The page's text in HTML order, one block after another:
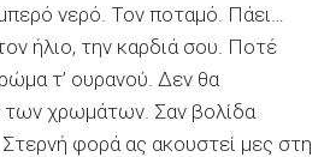
νερό. Τον ποταμό. Πάει…
ήλιο, την καρδιά σου. Ποτέ
τ’ ουρανού. Δεν θα
των χρωμάτων. Σαν βολίδα
φορά ας ακουστεί μες στη